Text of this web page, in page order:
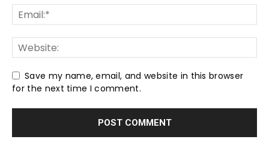
Save my name, email, and website in this browser
for the next time I comment.